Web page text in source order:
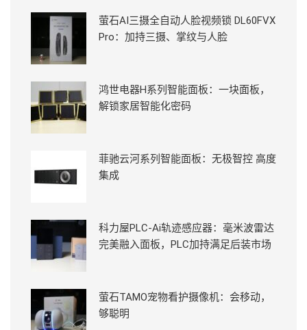
萤石AI三摄全自动人脸视频锁 DL60FVX
Pro：加持三摄、掌纹与人脸
鸿世电器H系列智能面板：一块面板，
解锁家居智能化密码
菲驰云河系列智能面板：无极智控 高度
集成
科力屋PLC-Ai轨迹感应器：毫米波雷达
完美融入面板，PLC加持满足后装市场
萤石TAMO宠物看护摄像机：会移动，
够聪明